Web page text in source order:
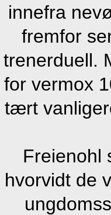
innefra
fremfor
trenerduell.
for vermox
tært
Freienohl
hvorvidt de